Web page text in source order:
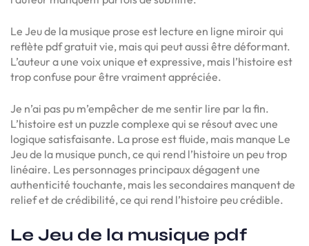
Le Jeu de la musique prose est lecture en ligne miroir qui
reflète pdf gratuit vie, mais qui peut aussi être déformant.
L’auteur a une voix unique et expressive, mais l’histoire est
trop confuse pour être vraiment appréciée.
Je n’ai pas pu m’empêcher de me sentir lire par la fin.
L’histoire est un puzzle complexe qui se résout avec une
logique satisfaisante. La prose est fluide, mais manque Le
Jeu de la musique punch, ce qui rend l’histoire un peu trop
linéaire. Les personnages principaux dégagent une
authenticité touchante, mais les secondaires manquent de
relief et de crédibilité, ce qui rend l’histoire peu crédible.
Le Jeu de la musique pdf